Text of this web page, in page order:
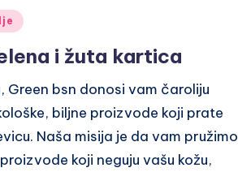
i žuta kartica
Green bsn donosi vam čaroliju
biljne proizvode koji prate
Naša misija je da vam pružimo
koji neguju vašu kožu,